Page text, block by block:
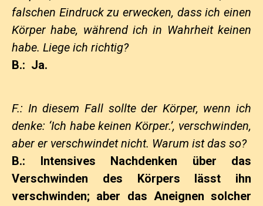
falschen Eindruck zu erwecken, dass ich einen
Körper habe, während ich in Wahrheit keinen
habe. Liege ich richtig?
B.: Ja.
F.: In diesem Fall sollte der Körper, wenn ich
denke: ‘Ich habe keinen Körper.’, verschwinden,
aber er verschwindet nicht. Warum ist das so?
B.: Intensives Nachdenken über das
Verschwinden des Körpers lässt ihn
verschwinden; aber das Aneignen solcher